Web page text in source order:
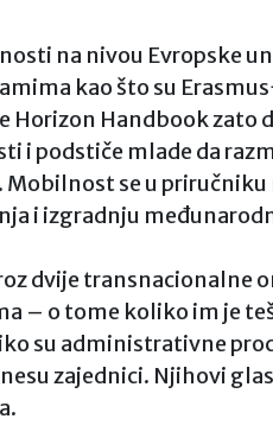
na nivou Evropske
kao što su
Handbook zato
i podstiče mlade da
se u
i izgradnju
dvije transnacionalne
– o tome koliko im je
su administrativne
zajednici. Njihovi